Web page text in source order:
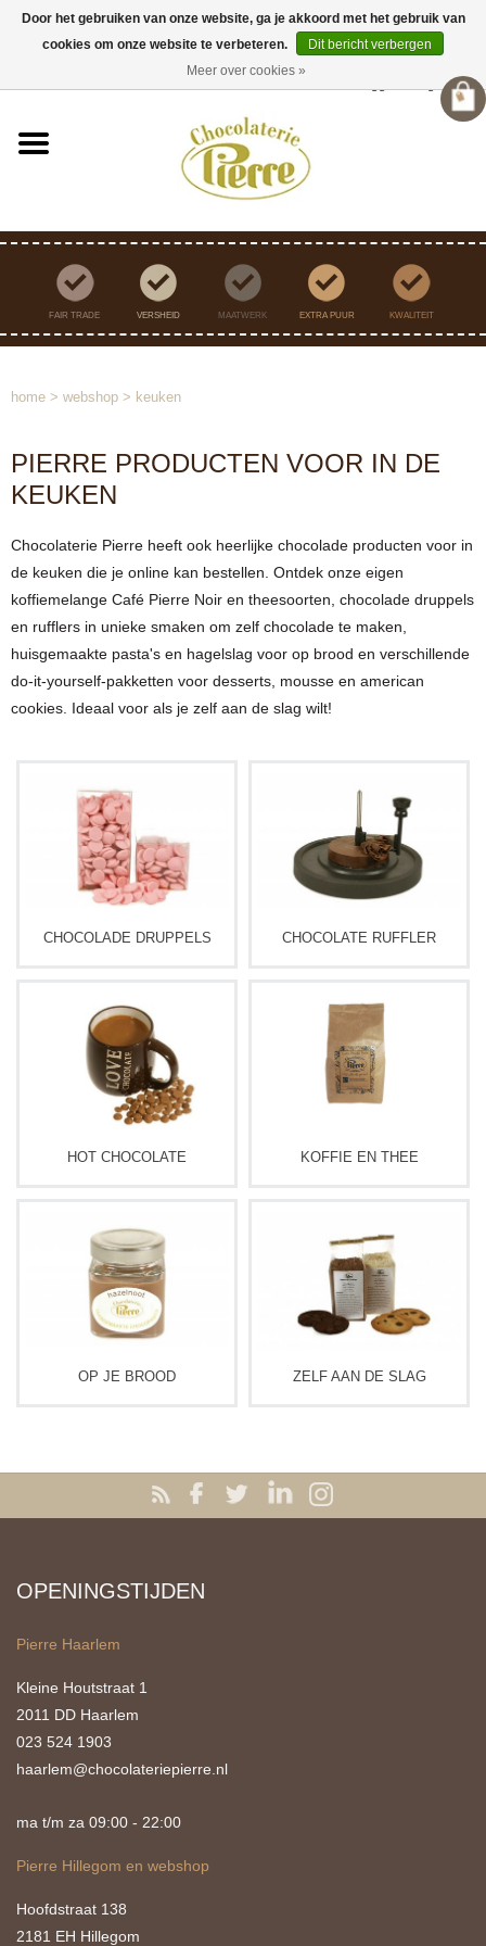
Verzending binnen Nederland vanaf €45,- gratis
Registreren
FAIR TRADE VERSHEID MAATWERK EXTRA PUUR KWALITEIT
home > webshop > keuken
PIERRE PRODUCTEN VOOR IN DE
KEUKEN
Chocolaterie Pierre heeft ook heerlijke chocolade producten voor in
de keuken die je online kan bestellen. Ontdek onze eigen
koffiemelange Café Pierre Noir en theesoorten, chocolade druppels
en rufflers in unieke smaken om zelf chocolade te maken,
huisgemaakte pasta's en hagelslag voor op brood en verschillende
do-it-yourself-pakketten voor desserts, mousse en american
cookies. Ideaal voor als je zelf aan de slag wilt!
CHOCOLADE DRUPPELS CHOCOLATE RUFFLER
HOT CHOCOLATE KOFFIE EN THEE
OP JE BROOD ZELF AAN DE SLAG
OPENINGSTIJDEN
Pierre Haarlem
Kleine Houtstraat 1
2011 DD Haarlem
023 524 1903
haarlem@chocolateriepierre.nl
ma t/m za 09:00 - 22:00
Pierre Hillegom en webshop
Hoofdstraat 138
2181 EH Hillegom
Door het gebruiken van onze website, ga je akkoord met het gebruik van
cookies om onze website te verbeteren.
Dit bericht verbergen
Meer over cookies »